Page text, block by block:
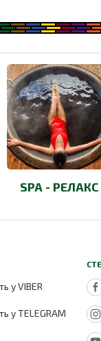
SPA - РЕЛАКС
у VIBER
у TELEGRAM